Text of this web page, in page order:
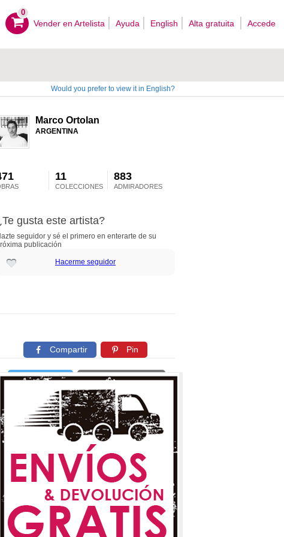
0
Vender en Artelista Ayuda English Alta gratuita Accede
Would you prefer to view it in English?
Marco Ortolan
ARGENTINA
11
COLECCIONES
883
ADMIRADORES
gusta este artista?
seguidor y sé el primero en enterarte de su
publicación
Hacerme seguidor
Compartir Pin
Twittear Copiar enlace